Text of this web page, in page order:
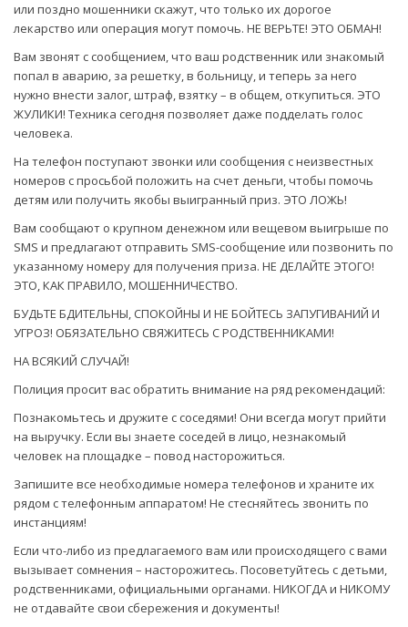
или поздно мошенники скажут, что только их дорогое
лекарство или операция могут помочь. НЕ ВЕРЬТЕ! ЭТО ОБМАН!
Вам звонят с сообщением, что ваш родственник или знакомый
попал в аварию, за решетку, в больницу, и теперь за него
нужно внести залог, штраф, взятку – в общем, откупиться. ЭТО
ЖУЛИКИ! Техника сегодня позволяет даже подделать голос
человека.
На телефон поступают звонки или сообщения с неизвестных
номеров с просьбой положить на счет деньги, чтобы помочь
детям или получить якобы выигранный приз. ЭТО ЛОЖЬ!
Вам сообщают о крупном денежном или вещевом выигрыше по
SMS и предлагают отправить SMS-сообщение или позвонить по
указанному номеру для получения приза. НЕ ДЕЛАЙТЕ ЭТОГО!
ЭТО, КАК ПРАВИЛО, МОШЕННИЧЕСТВО.
БУДЬТЕ БДИТЕЛЬНЫ, СПОКОЙНЫ И НЕ БОЙТЕСЬ ЗАПУГИВАНИЙ И
УГРОЗ! ОБЯЗАТЕЛЬНО СВЯЖИТЕСЬ С РОДСТВЕННИКАМИ!
НА ВСЯКИЙ СЛУЧАЙ!
Полиция просит вас обратить внимание на ряд рекомендаций:
Познакомьтесь и дружите с соседями! Они всегда могут прийти
на выручку. Если вы знаете соседей в лицо, незнакомый
человек на площадке – повод насторожиться.
Запишите все необходимые номера телефонов и храните их
рядом с телефонным аппаратом! Не стесняйтесь звонить по
инстанциям!
Если что-либо из предлагаемого вам или происходящего с вами
вызывает сомнения – насторожитесь. Посоветуйтесь с детьми,
родственниками, официальными органами. НИКОГДА и НИКОМУ
не отдавайте свои сбережения и документы!